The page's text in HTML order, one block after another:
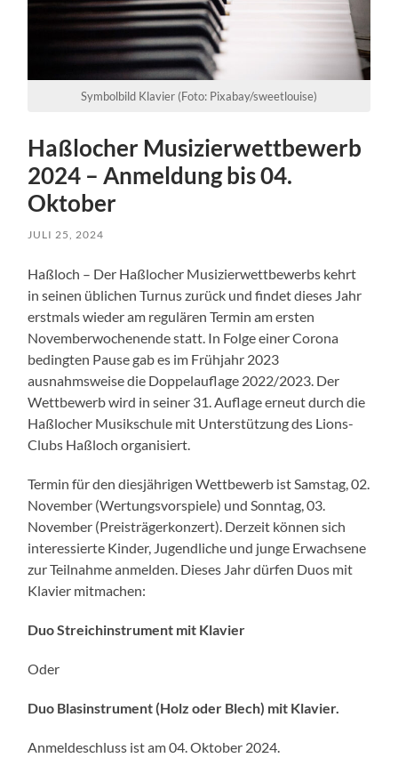
Symbolbild Klavier (Foto: Pixabay/sweetlouise)
Haßlocher Musizierwettbewerb
2024 – Anmeldung bis 04.
Oktober
JULI 25, 2024
Haßloch – Der Haßlocher Musizierwettbewerbs kehrt
in seinen üblichen Turnus zurück und findet dieses Jahr
erstmals wieder am regulären Termin am ersten
Novemberwochenende statt. In Folge einer Corona
bedingten Pause gab es im Frühjahr 2023
ausnahmsweise die Doppelauflage 2022/2023. Der
Wettbewerb wird in seiner 31. Auflage erneut durch die
Haßlocher Musikschule mit Unterstützung des Lions-
Clubs Haßloch organisiert.
Termin für den diesjährigen Wettbewerb ist Samstag, 02.
November (Wertungsvorspiele) und Sonntag, 03.
November (Preisträgerkonzert). Derzeit können sich
interessierte Kinder, Jugendliche und junge Erwachsene
zur Teilnahme anmelden. Dieses Jahr dürfen Duos mit
Klavier mitmachen:
Duo Streichinstrument mit Klavier
Oder
Duo Blasinstrument (Holz oder Blech) mit Klavier.
Anmeldeschluss ist am 04. Oktober 2024.